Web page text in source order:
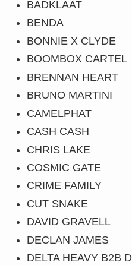
BADKLAAT
BENDA
BONNIE X CLYDE
BOOMBOX CARTEL
BRENNAN HEART
BRUNO MARTINI
CAMELPHAT
CASH CASH
CHRIS LAKE
COSMIC GATE
CRIME FAMILY
CUT SNAKE
DAVID GRAVELL
DECLAN JAMES
DELTA HEAVY B2B